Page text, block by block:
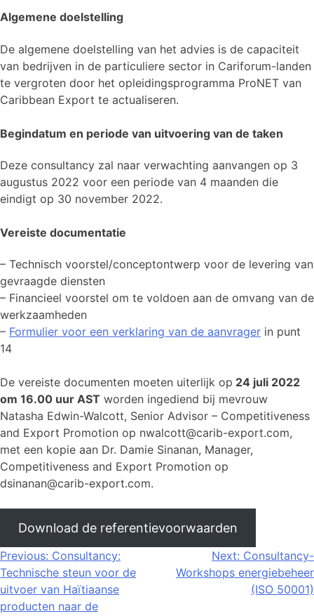
Algemene doelstelling
De algemene doelstelling van het advies is de capaciteit
van bedrijven in de particuliere sector in Cariforum-landen
te vergroten door het opleidingsprogramma ProNET van
Caribbean Export te actualiseren.
Begindatum en periode van uitvoering van de taken
Deze consultancy zal naar verwachting aanvangen op 3
augustus 2022 voor een periode van 4 maanden die
eindigt op 30 november 2022.
Vereiste documentatie
– Technisch voorstel/conceptontwerp voor de levering van
gevraagde diensten
– Financieel voorstel om te voldoen aan de omvang van de
werkzaamheden
– Formulier voor een verklaring van de aanvrager in punt
14
De vereiste documenten moeten uiterlijk op 24 juli 2022
om 16.00 uur AST worden ingediend bij mevrouw
Natasha Edwin-Walcott, Senior Advisor – Competitiveness
and Export Promotion op nwalcott@carib-export.com,
met een kopie aan Dr. Damie Sinanan, Manager,
Competitiveness and Export Promotion op
dsinanan@carib-export.com.
Download de referentievoorwaarden
Bericht
navigatie
Previous: Consultancy:
Technische steun voor de
uitvoer van Haïtiaanse
producten naar de
Next: Consultancy-
Workshops energiebeheer
(ISO 50001)